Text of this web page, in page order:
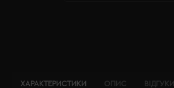
ХАРАКТЕРИСТИКИ ОПИС ВІДГУКИ